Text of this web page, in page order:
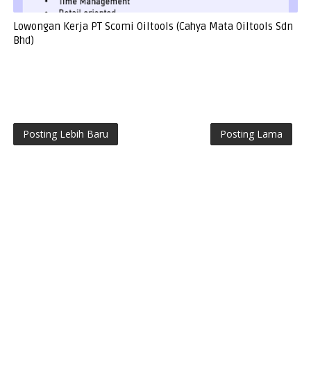
Lowongan Kerja PT Scomi Oiltools (Cahya Mata Oiltools Sdn
Bhd)
Posting Lebih Baru Posting Lama